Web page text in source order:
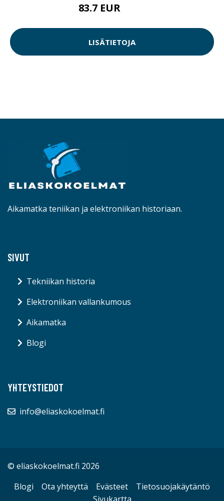
83.7 EUR
LISÄTIETOJA
Aikamatka teniikan ja elektroniikan historiaan.
SIVUT
Tekniikan historia
Elektroniikan vallankumous
Aikamatka
Blogi
YHTEYSTIEDOT
info@eliaskokoelmat.fi
© eliaskokoelmat.fi 2026
Blogi
Ota yhteyttä Evästeet
Tietosuojakäytäntö